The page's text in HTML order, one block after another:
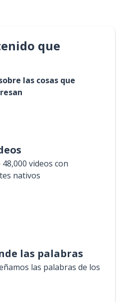
que
las cosas que
48,000 videos con
nativos
las palabras
las palabras de los